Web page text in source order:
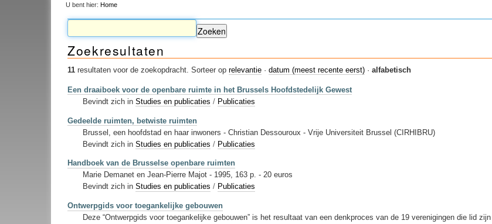
U bent hier: Home
Zoekresultaten
11 resultaten voor de zoekopdracht. Sorteer op relevantie · datum (meest recente eerst) · alfabetisch
Een draaiboek voor de openbare ruimte in het Brussels Hoofdstedelijk Gewest
Bevindt zich in Studies en publicaties / Publicaties
Gedeelde ruimten, betwiste ruimten
Brussel, een hoofdstad en haar inwoners - Christian Dessouroux - Vrije Universiteit Brussel (CIRHIBRU)
Bevindt zich in Studies en publicaties / Publicaties
Handboek van de Brusselse openbare ruimten
Marie Demanet en Jean-Pierre Majot - 1995, 163 p. - 20 euros
Bevindt zich in Studies en publicaties / Publicaties
Ontwerpgids voor toegankelijke gebouwen
Deze “Ontwerpgids voor toegankelijke gebouwen” is het resultaat van een denkproces van de 19 verenigingen die lid